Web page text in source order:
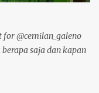
melindungi
pemasaran yang
dan mempengaruhi
menarik, inovatif,
daya tarik
@cemilan_galeno
saja dan kapan